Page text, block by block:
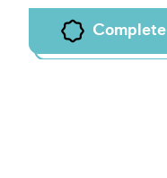
Complete